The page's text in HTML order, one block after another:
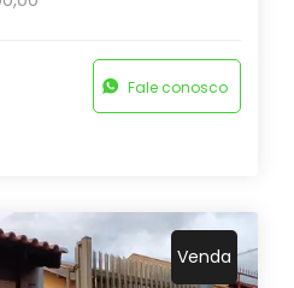
Fale conosco
Venda